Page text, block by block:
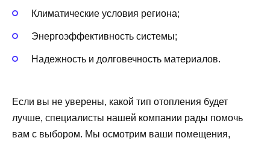
Климатические условия региона;
Энергоэффективность системы;
Надежность и долговечность материалов.
Если вы не уверены, какой тип отопления будет
лучше, специалисты нашей компании рады помочь
вам с выбором. Мы осмотрим ваши помещения,